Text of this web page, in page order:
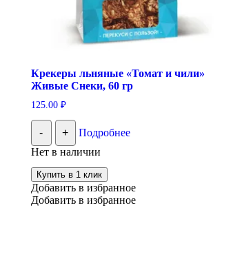
Крекеры льняные «Томат и чили»
Живые Снеки, 60 гр
125.00 ₽
- +
Подробнее
Нет в наличии
Купить в 1 клик
Добавить в избранное
Добавить в избранное